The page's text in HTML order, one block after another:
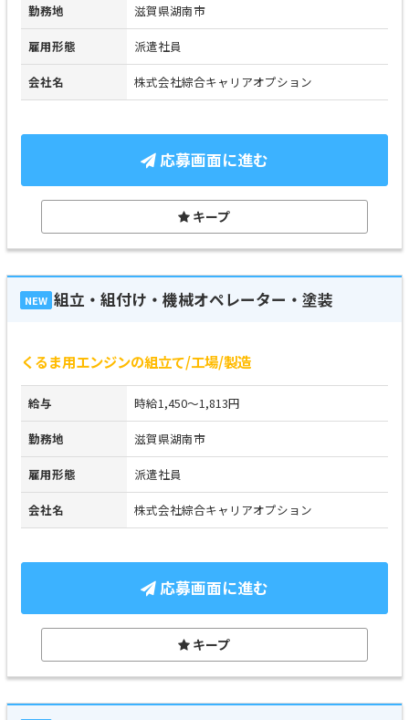
勤務地 滋賀県湖南市
雇用形態 派遣社員
会社名 株式会社綜合キャリアオプション
応募画面に進む
キープ
NEW 組立・組付け・機械オペレーター・塗装
くるま用エンジンの組立て/工場/製造
給与 時給1,450～1,813円
勤務地 滋賀県湖南市
雇用形態 派遣社員
会社名 株式会社綜合キャリアオプション
応募画面に進む
キープ